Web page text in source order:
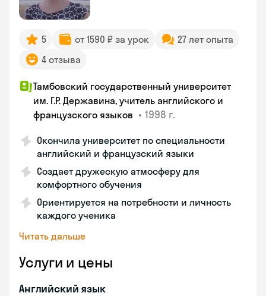
5 от 1590 ₽ за урок
27 лет опыта
4 отзыва
Тамбовский государственный университет
им. Г.Р. Державина, учитель английского и
французского языков • 1998 г.
Окончила университет по специальности
английский и французский языки
Создает дружескую атмосферу для
комфортного обучения
Ориентируется на потребности и личность
каждого ученика
Читать дальше
Услуги и цены
Английский язык